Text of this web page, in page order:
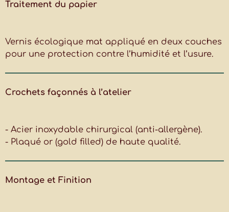
Traitement du papier
Vernis écologique mat appliqué en deux couches
pour une protection contre l’humidité et l’usure.
Crochets façonnés à l’atelier
- Acier inoxydable chirurgical (anti-allergène).
- Plaqué or (gold filled) de haute qualité.
Montage et Finition